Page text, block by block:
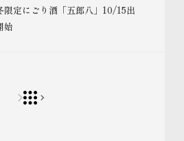
限定にごり酒「五郎八」10/15出
始